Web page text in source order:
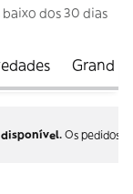
dos 30 dias
Grand
Os pedidos